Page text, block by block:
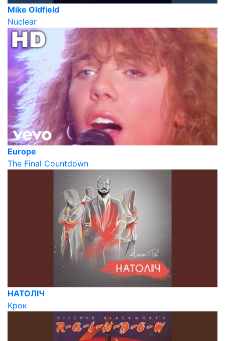
Mike Oldfield
Nuclear
Europe
The Final Countdown
НАТОЛІЧ
Крок